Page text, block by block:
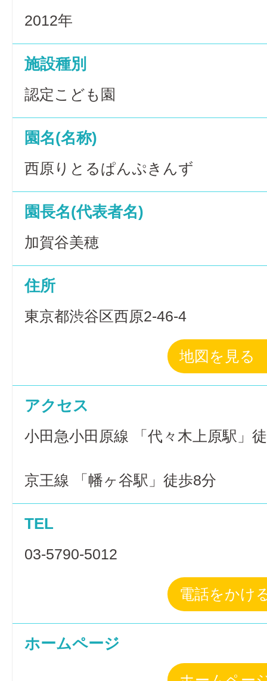
2012年
施設種別
認定こども園
園名(名称)
西原りとるぱんぷきんず
園長名(代表者名)
加賀谷美穂
住所
東京都渋谷区西原2-46-4
地図を見る
アクセス
小田急小田原線 「代々木上原駅」
京王線 「幡ヶ谷駅」徒歩8分
TEL
03-5790-5012
電話をかけ
ホームページ